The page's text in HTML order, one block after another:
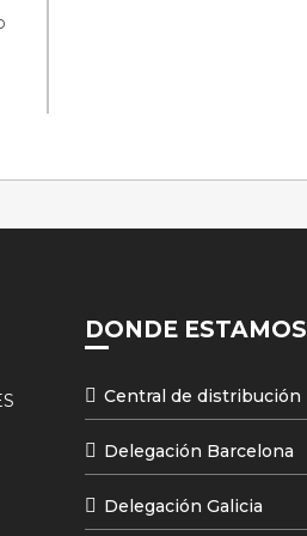
DONDE ESTAMOS
Central de distribución
Delegación Barcelona
Delegación Galicia